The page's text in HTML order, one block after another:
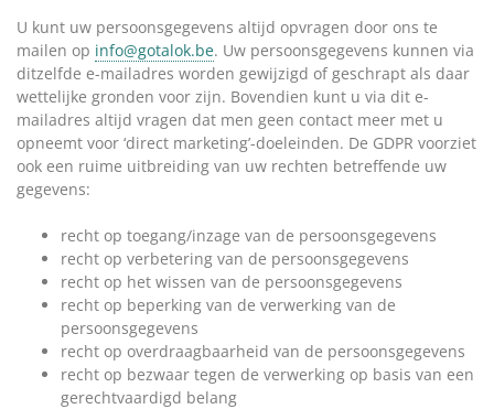
U kunt uw persoonsgegevens altijd opvragen door ons te
mailen op info@gotalok.be. Uw persoonsgegevens kunnen via
ditzelfde e-mailadres worden gewijzigd of geschrapt als daar
wettelijke gronden voor zijn. Bovendien kunt u via dit e-
mailadres altijd vragen dat men geen contact meer met u
opneemt voor ‘direct marketing’-doeleinden. De GDPR voorziet
ook een ruime uitbreiding van uw rechten betreffende uw
gegevens:
recht op toegang/inzage van de persoonsgegevens
recht op verbetering van de persoonsgegevens
recht op het wissen van de persoonsgegevens
recht op beperking van de verwerking van de
persoonsgegevens
recht op overdraagbaarheid van de persoonsgegevens
recht op bezwaar tegen de verwerking op basis van een
gerechtvaardigd belang